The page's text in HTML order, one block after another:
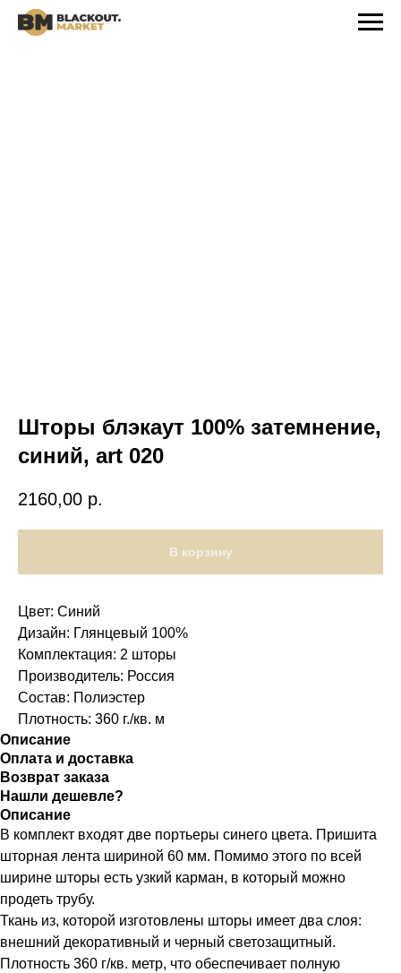
Шторы блэкаут 100% затемнение,
синий, art 020
2160,00 р.
В корзину
Цвет: Синий
Дизайн: Глянцевый 100%
Комплектация: 2 шторы
Производитель: Россия
Состав: Полиэстер
Плотность: 360 г./кв. м
Описание
Оплата и доставка
Возврат заказа
Нашли дешевле?
Описание
В комплект входят две портьеры синего цвета. Пришита
шторная лента шириной 60 мм. Помимо этого по всей
ширине шторы есть узкий карман, в который можно
продеть трубу.
Ткань из, которой изготовлены шторы имеет два слоя:
внешний декоративный и черный светозащитный.
Плотность 360 г/кв. метр, что обеспечивает полную